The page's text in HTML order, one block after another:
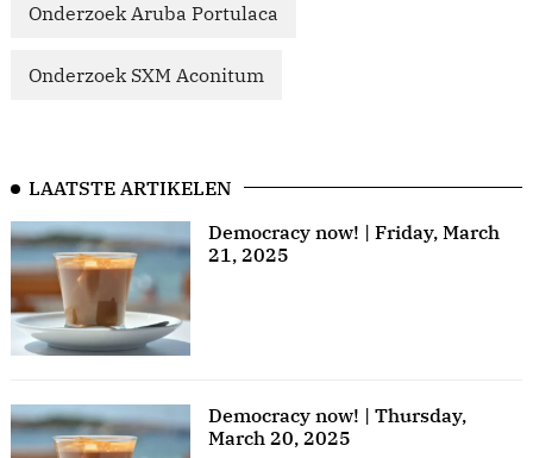
Onderzoek Aruba Portulaca
Onderzoek SXM Aconitum
LAATSTE ARTIKELEN
Democracy now! | Friday, March
21, 2025
Democracy now! | Thursday,
March 20, 2025